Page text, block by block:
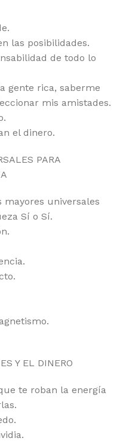
las posibilidades.
de todo lo
gente rica, saberme
mis amistades.
el dinero.
PARA
mayores universales
Sí o Sí.
Y EL DINERO
te roban la energía